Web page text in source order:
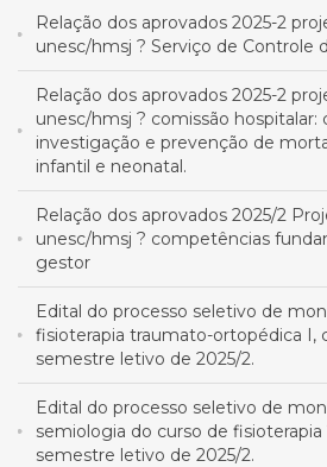
Relação dos aprovados 2025-2
unesc/hmsj ? Serviço de Controle
Relação dos aprovados 2025-2
unesc/hmsj ? comissão hospitalar:
investigação e prevenção de
infantil e neonatal.
Relação dos aprovados 2025/2
unesc/hmsj ? competências
gestor
Edital do processo seletivo de
fisioterapia traumato-ortopédica I,
semestre letivo de 2025/2.
Edital do processo seletivo de
semiologia do curso de
semestre letivo de 2025/2.